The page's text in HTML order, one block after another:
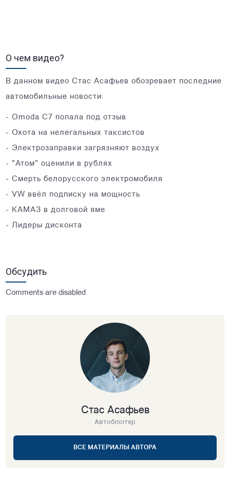
О чем видео?
В данном видео Стас Асафьев обозревает последние
автомобильные новости:
- Omoda C7 попала под отзыв
- Охота на нелегальных таксистов
- Электрозаправки загрязняют воздух
- "Атом" оценили в рублях
- Смерть белорусского электромобиля
- VW ввёл подписку на мощность
- КАМАЗ в долговой яме
- Лидеры дисконта
Обсудить
Comments are disabled
Стас Асафьев
Автоблоггер
ВСЕ МАТЕРИАЛЫ АВТОРА